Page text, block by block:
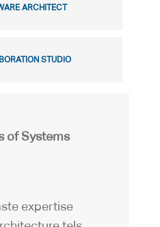
ARCHITECT
STUDIO
of Systems
expertise